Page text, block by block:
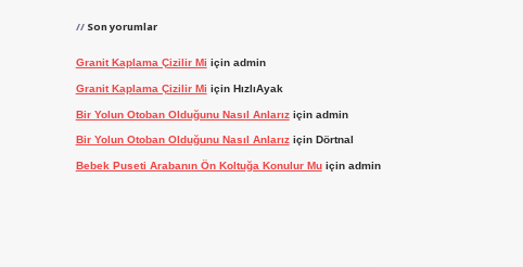
Son yorumlar
Granit Kaplama Çizilir Mi için admin
Granit Kaplama Çizilir Mi için HızlıAyak
Bir Yolun Otoban Olduğunu Nasıl Anlarıziçin admin
Bir Yolun Otoban Olduğunu Nasıl Anlarıziçin Dörtnal
Bebek Puseti Arabanın Ön Koltuğa Konulur Muiçin admin